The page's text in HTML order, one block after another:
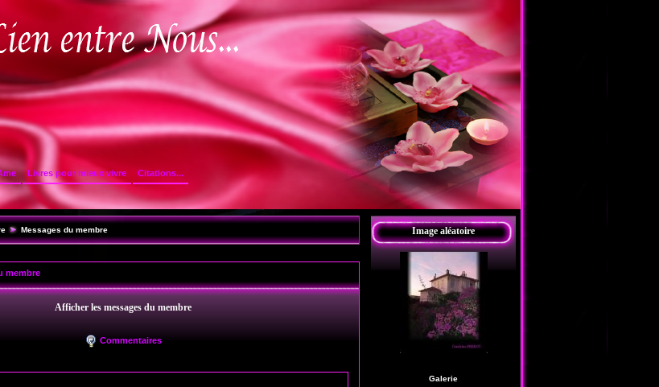
Livres pour mieux vivre Citations...
Image aléatoire
Galerie
Messages du membre
membre
Afficher les messages du membre
Commentaires